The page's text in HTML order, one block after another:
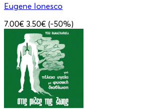
Eugene Ionesco
7.00€ 3.50€ (-50%)